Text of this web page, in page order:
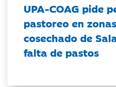
UPA-COAG pide
pastoreo en
cosechado de
falta de pastos